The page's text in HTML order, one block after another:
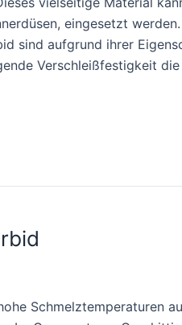
eingesetzt
sind aufgrund ihrer
Verschleißfestigkeit
Schmelztemperaturen